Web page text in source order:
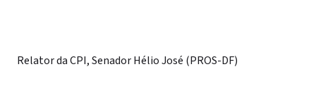
Relator da CPI, Senador Hélio José (PROS-DF)